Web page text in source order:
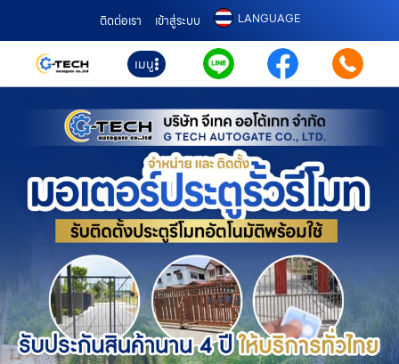
ติดต่อเรา เข้าสู่ระบบ LANGUAGE
เมนู